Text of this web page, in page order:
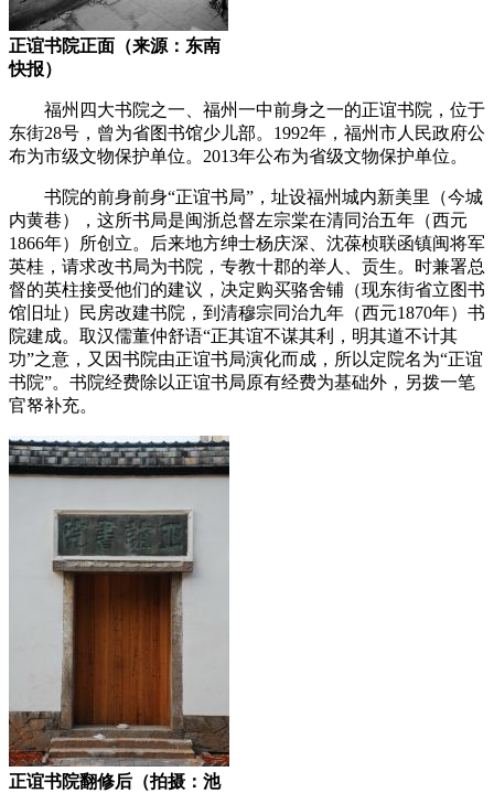
正谊书院正面（来源：东南
快报）
福州四大书院之一、福州一中前身之一的正谊书院，位于
东街28号，曾为省图书馆少儿部。1992年，福州市人民政府公
布为市级文物保护单位。2013年公布为省级文物保护单位。
书院的前身前身“正谊书局”，址设福州城内新美里（今城
内黄巷），这所书局是闽浙总督左宗棠在清同治五年（西元
1866年）所创立。
后来地方绅士杨庆深、沈葆桢联函镇闽将军
英桂，请求改书局为书院，专教十郡的举人、贡生。时兼署总
督的英柱接受他们的建议，决定购买骆舍铺（现东街省立图书
馆旧址）民房改建书院，到清穆宗同治九年（西元1870年）书
院建成。取汉儒董仲舒语“正其谊不谋其利，明其道不计其
功”之意，又因书院由正谊书局演化而成，所以定院名为“正谊
书院”。书院经费除以正谊书局原有经费为基础外，另拨一笔
官帑补充。
正谊书院翻修后（拍摄：池